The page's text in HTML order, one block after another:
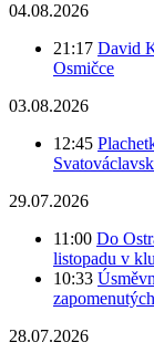
04.08.2026
21:17 David
Osmičce
03.08.2026
12:45
29.07.2026
11:00 Do
listopadu v
10:33
28.07.2026